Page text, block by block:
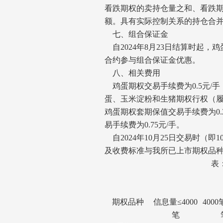
看跌期权的卖持仓量之和、看跌
额。具有实际控制关系的持仓合
七、组合保证金
自2024年8月23日结算时起，鸡
合约参与组合保证金优惠。
八、相关费用
鸡蛋期权交易手续费为0.5元/手
蛋、玉米淀粉和生猪期权行权（
鸡蛋期权套期保值交易手续费为
易手续费为0.75元/手。
自2024年10月25日交易时（即
及收费标准与我所已上市期权品
表
期权品种
信息量≤4000
笔
4000